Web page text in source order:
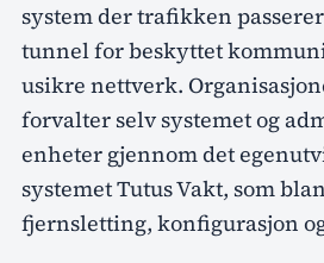
system der trafikken
tunnel for beskyttet
usikre nettverk.
forvalter selv systemet og
enheter gjennom det
systemet Tutus Vakt, som
fjernsletting, konfigurasjon